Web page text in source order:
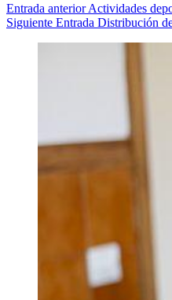
Entrada anteriorActividades
Siguiente Entrada Distribución